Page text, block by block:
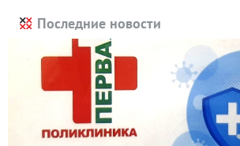
Последние новости